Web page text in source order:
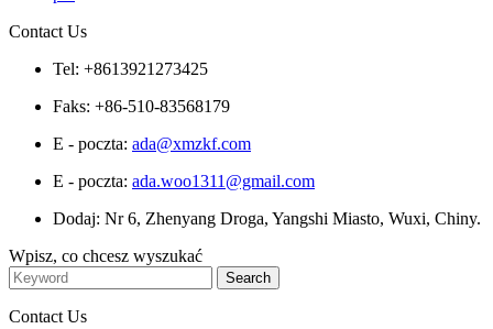
Contact Us
Tel: +8613921273425
Faks: +86-510-83568179
E - poczta: ada@xmzkf.com
E - poczta: ada.woo1311@gmail.com
Dodaj: Nr 6, Zhenyang Droga, Yangshi Miasto, Wuxi, Chiny.
Wpisz, co chcesz wyszukać
Contact Us